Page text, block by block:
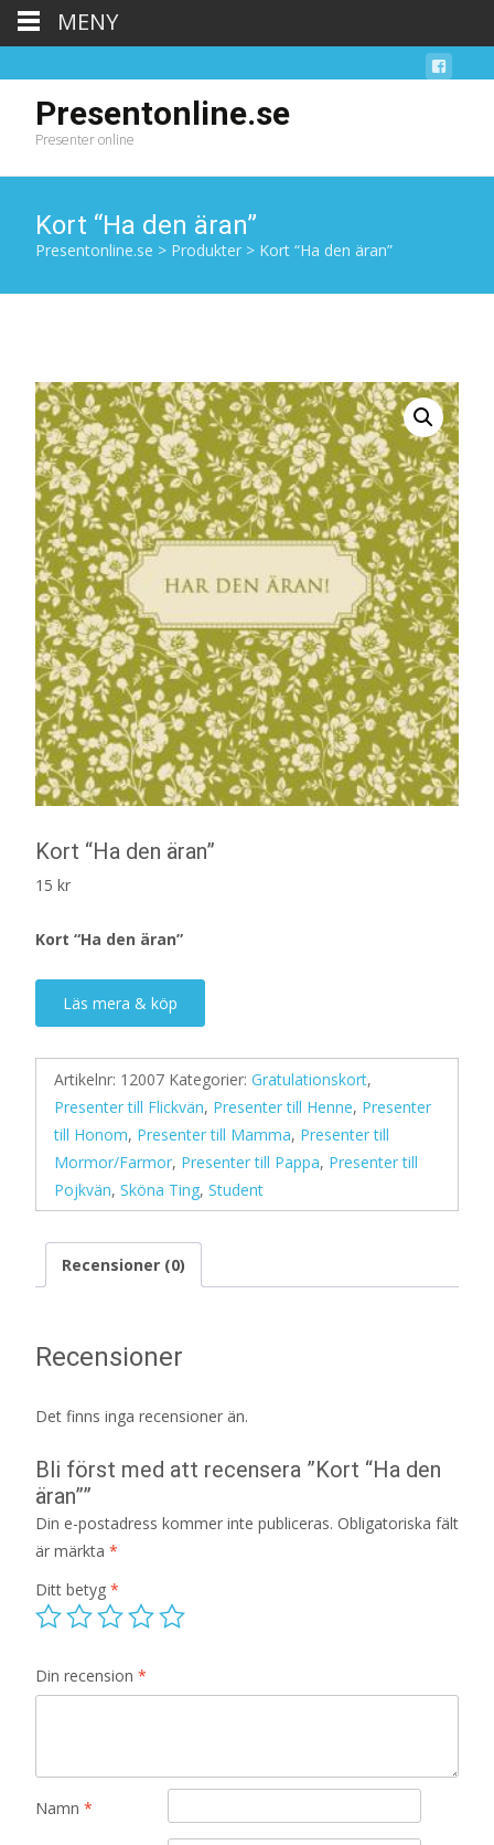
Presentonline.se
Presenter online
Kort “Ha den äran”
Presentonline.se > Produkter > Kort “Ha den äran”
Kort “Ha den äran”
15 kr
Kort “Ha den äran”
Läs mera & köp
Artikelnr: 12007 Kategorier: Gratulationskort,
Presenter till Flickvän, Presenter till Henne, Presenter
till Honom, Presenter till Mamma, Presenter till
Mormor/Farmor, Presenter till Pappa, Presenter till
Pojkvän, Sköna Ting, Student
Recensioner (0)
Recensioner
Det finns inga recensioner än.
Bli först med att recensera ”Kort “Ha den
äran””
Din e-postadress kommer inte publiceras. Obligatoriska fält
är märkta *
Ditt betyg *
Din recension *
Namn *
MENY